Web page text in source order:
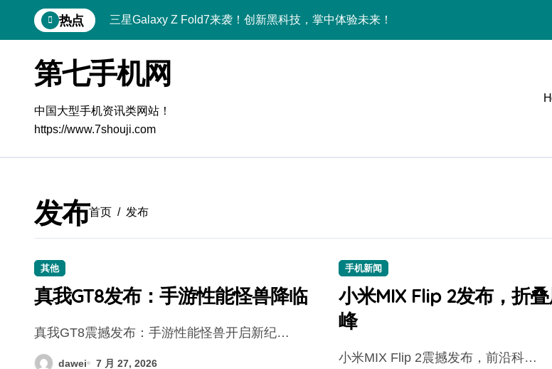
到
热点 三星Galaxy Z Fold7来袭！创新黑科技，掌中体验未来！
荣耀WIN RT资讯速递来袭，手机体验官掌中秒握新鲜事！
荣耀WIN RT资讯神器来袭，手机体验官一机畅享实用信息！
小米17来袭！速览新动态，解锁超实用功能新体验！
小米17 Ultra来袭！前沿科技汇聚，体验官带你抢先探秘！
OPPO Find X9抢先揭秘！新资讯+超实用功能速来围观
第七手机网
中国大型手机资讯类网站！
https://www.7shouji.com
发布首页 发布
其他
真我GT8发布：手游性能怪兽降临
真我GT8震撼发布：手游性能怪兽开启新纪…
dawei 7 月 27, 2026
手机新闻
小米MIX Flip 2发布，折
峰
小米MIX Flip 2震撼发布，前沿科…